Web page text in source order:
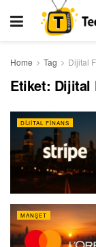
Home Tag Dijital
Etiket: Dijital
DIJITAL FINANS
MANŞET